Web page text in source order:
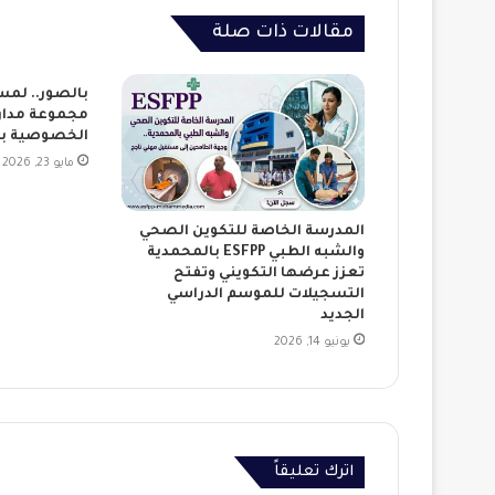
مقالات ذات صلة
المدرسة الخاصة للتكوين الصحي
والشبه الطبي ESFPP بالمحمدية
تعزز عرضها التكويني وتفتح
التسجيلات للموسم الدراسي
الجديد
يونيو 14, 2026
بالصور..
مجموعة
الخصوصية
مايو 23, 2026
اترك تعليقاً